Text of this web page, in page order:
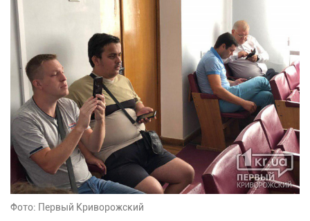
Фото: Первый Криворожский